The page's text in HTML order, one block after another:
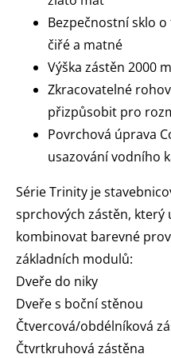
Bezpečnostní sklo
čiřé a matné
Výška zástěn 2000
Zkracovatelné
přizpůsobit pro
Povrchová úprava
usazování vodního
Série Trinity je
sprchových zástěn,
kombinovat barevné
základních modulů:
Dveře do niky
Dveře s boční stěnou
Čtvercová/obdélníková
Čtvrtkruhová zástěna